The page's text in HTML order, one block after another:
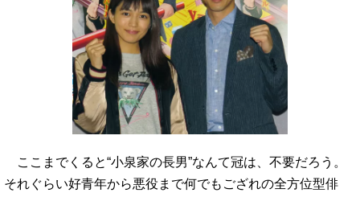
ここまでくると“小泉家の長男”なんて冠は、不要だろう。
それぐらい好青年から悪役まで何でもござれの全方位型俳